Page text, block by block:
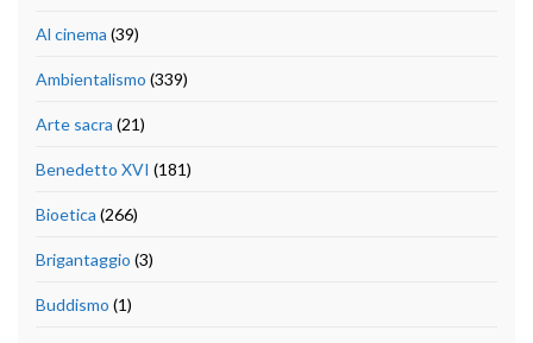
Al cinema (39)
Ambientalismo (339)
Arte sacra (21)
Benedetto XVI (181)
Bioetica (266)
Brigantaggio (3)
Buddismo (1)